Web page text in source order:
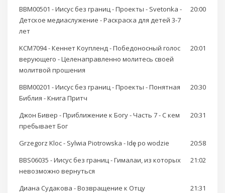
BBM00501 - Иисус без границ - Проекты - Svetonka -
Детское медиаслужение - Раскраска для детей 3-7
лет
20:00
KCM7094 - Кеннет Коупленд - Победоносный голос
верующего - Целенаправленно молитесь своей
молитвой прошения
20:01
BBM00201 - Иисус без границ - Проекты - Понятная
Библия - Книга Притч
20:30
Джон Бивер - Приближение к Богу - Часть 7 - С кем
пребывает Бог
20:31
Grzegorz Kloc - Sylwia Piotrowska - Idę po wodzie
20:58
BBS06035 - Иисус без границ - Гималаи, из которых
невозможно вернуться
21:02
Диана Судакова - Возвращение к Отцу
21:31